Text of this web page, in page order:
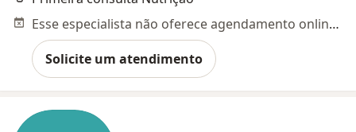
Esse especialista não oferece agendamento online para esse endereço.
Solicite um atendimento